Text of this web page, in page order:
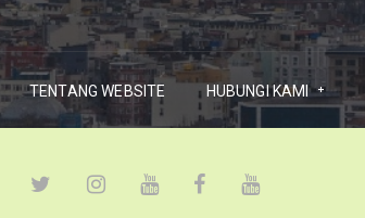
TENTANG WEBSITE HUBUNGI KAMI